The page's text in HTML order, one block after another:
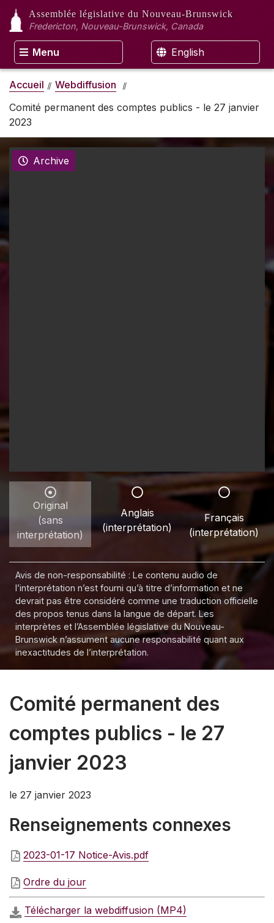
Assemblée législative du Nouveau-Brunswick
Fredericton, Nouveau-Brunswick, Canada
Menu English
Accueil
Webdiffusion
Comité permanent des comptes publics - le 27 janvier
2023
Archive
Original
(sans
interprétation)
Anglais
(interprétation)
Français
(interprétation)
Avis de non-responsabilité : Le contenu audio de
l’interprétation n’est fourni qu’à titre d’information et ne
devrait pas être considéré comme une traduction officielle
des propos tenus dans la langue de départ. Les
interprètes et l’Assemblée législative du Nouveau-
Brunswick n’assument aucune responsabilité quant aux
inexactitudes de l’interprétation.
Comité permanent des
comptes publics - le 27
janvier 2023
le 27 janvier 2023
Renseignements connexes
2023-01-17 Notice-Avis.pdf
Ordre du jour
Télécharger la webdiffusion (MP4)